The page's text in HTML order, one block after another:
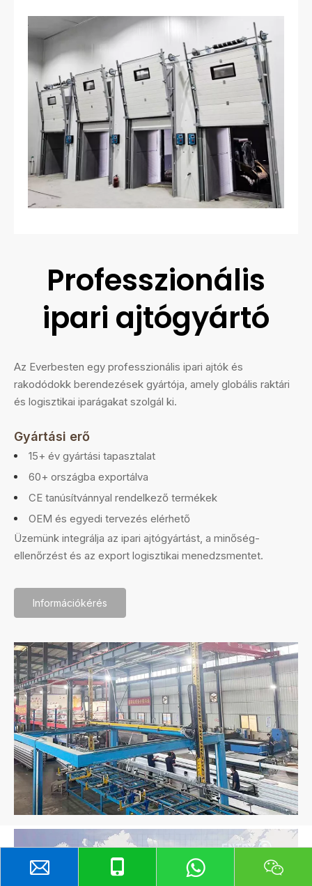
Professzionális
ipari ajtógyártó
Az Everbesten egy professzionális ipari ajtók és
rakodódokk berendezések gyártója, amely globális raktári
és logisztikai iparágakat szolgál ki.
Gyártási erő
15+ év gyártási tapasztalat
60+ országba exportálva
CE tanúsítvánnyal rendelkező termékek
OEM és egyedi tervezés elérhető
Üzemünk integrálja az ipari ajtógyártást, a minőség-
ellenőrzést és az export logisztikai menedzsmentet.
Információkérés